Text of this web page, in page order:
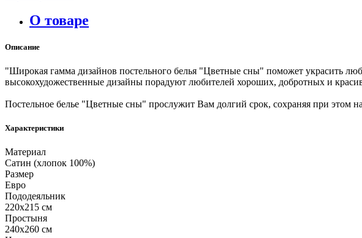
О товаре
Описание
"Широкая гамма дизайнов постельного белья "Цветные сны" поможет украсить
высокохудожественные дизайны порадуют любителей хороших, добротных и
Постельное белье "Цветные сны" прослужит Вам долгий срок, сохраняя при этом
Характеристики
Материал
Сатин (хлопок 100%)
Размер
Евро
Пододеяльник
220х215 см
Простыня
240х260 см